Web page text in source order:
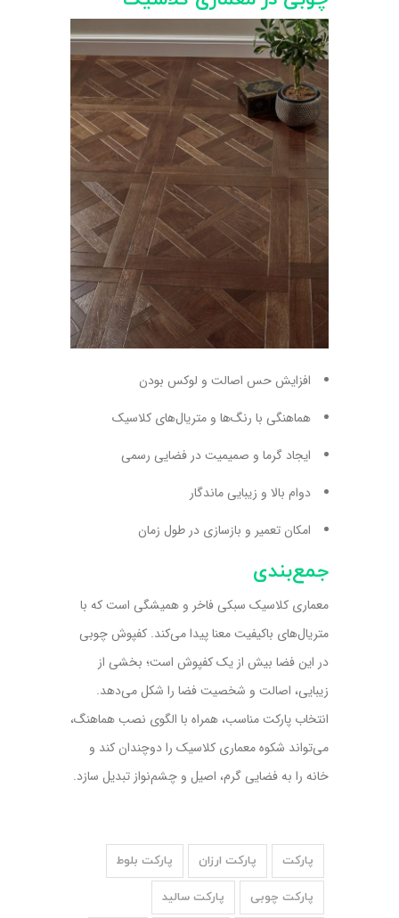
افزایش حس اصالت و لوکس بودن
هماهنگی با رنگ‌ها و متریال‌های کلاسیک
ایجاد گرما و صمیمیت در فضایی رسمی
دوام بالا و زیبایی ماندگار
امکان تعمیر و بازسازی در طول زمان
جمع‌بندی
معماری کلاسیک سبکی فاخر و همیشگی است که با
متریال‌های باکیفیت معنا پیدا می‌کند. کفپوش چوبی
در این فضا بیش از یک کفپوش است؛ بخشی از
زیبایی، اصالت و شخصیت فضا را شکل می‌دهد.
انتخاب پارکت مناسب، همراه با الگوی نصب هماهنگ،
می‌تواند شکوه معماری کلاسیک را دوچندان کند و
خانه را به فضایی گرم، اصیل و چشم‌نواز تبدیل سازد.
پارکت پارکت ارزان پارکت بلوط
پارکت چوبی پارکت سالید